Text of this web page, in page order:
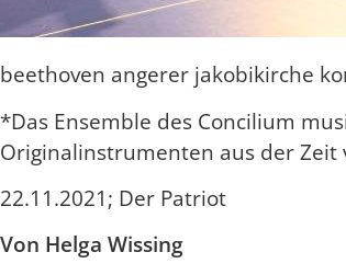
beethoven angerer jakobikirche
*Das Ensemble des Concilium
Originalinstrumenten aus der Zeit
22.11.2021; Der Patriot
Von Helga Wissing